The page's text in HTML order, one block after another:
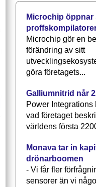
Microchip öppnar
Microchip gör en
förändring av sitt
göra företagets...
Galliumnitrid når
Power Integrations
vad företaget
världens första
Monava tar in
drönarboomen
- Vi får fler
sensorer än vi